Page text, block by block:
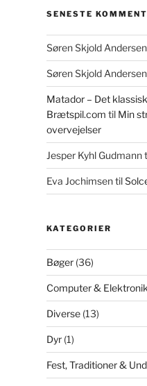
SENESTE
Søren Skjold Andersen
Søren Skjold Andersen
Matador – Det
Brætspil.com til Min
overvejelser
Jesper Kyhl Gudmann
Eva Jochimsentil
KATEGORIER
Bøger(36)
Computer & Elektronik
Diverse(13)
Dyr(1)
Fest, Traditioner &